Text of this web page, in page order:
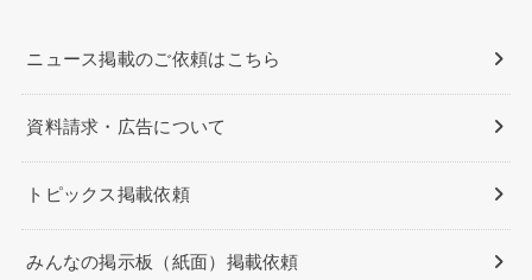
ニュース掲載のご依頼はこちら
資料請求・広告について
トピックス掲載依頼
みんなの掲示板（紙面）掲載依頼